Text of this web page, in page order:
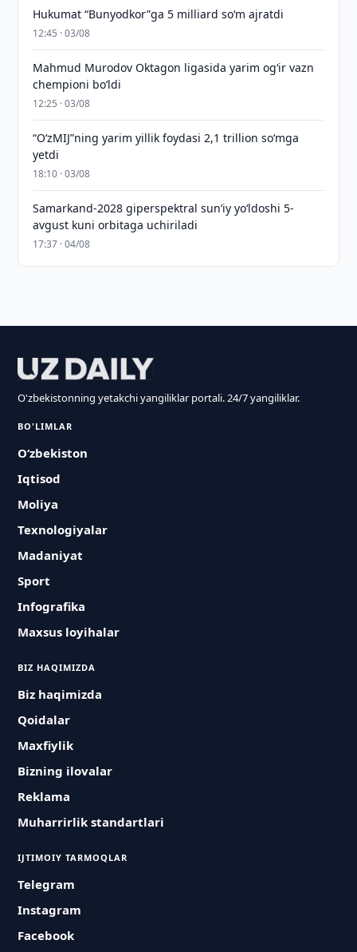
Hukumat “Bunyodkor”ga 5 milliard so‘m ajratdi
12:45 · 03/08
Mahmud Murodov Oktagon ligasida yarim og‘ir vazn
chempioni bo‘ldi
12:25 · 03/08
“O‘zMIJ”ning yarim yillik foydasi 2,1 trillion so‘mga
yetdi
18:10 · 03/08
Samarkand-2028 giperspektral sun’iy yo‘ldoshi 5-
avgust kuni orbitaga uchiriladi
17:37 · 04/08
O'zbekistonning yetakchi yangiliklar portali. 24/7 yangiliklar.
BO'LIMLAR
O‘zbekiston
Iqtisod
Moliya
Texnologiyalar
Madaniyat
Sport
Infografika
Maxsus loyihalar
BIZ HAQIMIZDA
Biz haqimizda
Qoidalar
Maxfiylik
Bizning ilovalar
Reklama
Muharrirlik standartlari
IJTIMOIY TARMOQLAR
Telegram
Instagram
Facebook